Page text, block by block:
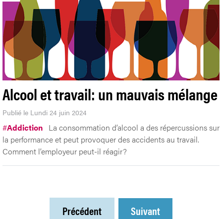
Alcool et travail: un mauvais mélange
Publié le Lundi 24 juin 2024
#Addiction La consommation d’alcool a des répercussions sur
la performance et peut provoquer des accidents au travail.
Comment l’employeur peut-il réagir?
Précédent Suivant